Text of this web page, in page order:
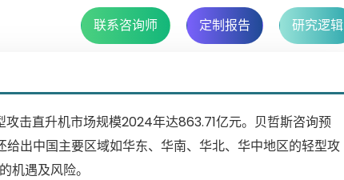
联系咨询师 定制报告 研究逻辑
击直升机市场规模2024年达863.71亿元。贝哲斯咨询预
出中国主要区域如华东、华南、华北、华中地区的轻型攻
机遇及风险。